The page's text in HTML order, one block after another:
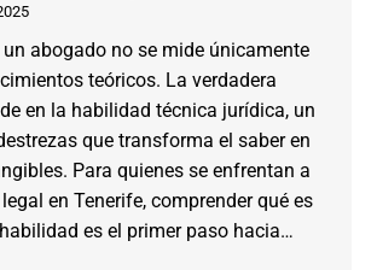
abogado no se mide únicamente
teóricos. La verdadera
en la habilidad técnica jurídica, un
que transforma el saber en
Para quienes se enfrentan a
en Tenerife, comprender qué es
es el primer paso hacia…